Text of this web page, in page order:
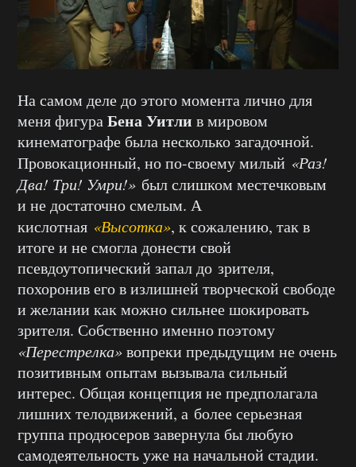
На самом деле до этого момента лично для
меня фигураБена Уитли в мировом
кинематографе была несколько загадочной.
Провокационный, но по-своему милый «Раз!
Два! Три! Умри!» был слишком местечковым
и не достаточно смелым. А
кислотная «Высотка», к сожалению, так в
итоге и не смогла донести свой
псевдоутопический запал до зрителя,
похоронив его в излишней творческой свободе
и желании как можно сильнее шокировать
зрителя. Собственно именно поэтому
«Перестрелка»вопреки предыдущим не очень
позитивным опытам вызывала сильный
интерес. Общая концепция не предполагала
лишних телодвижений, а более серьезная
группа продюсеров завернула бы любую
самодеятельность уже на начальной стадии.